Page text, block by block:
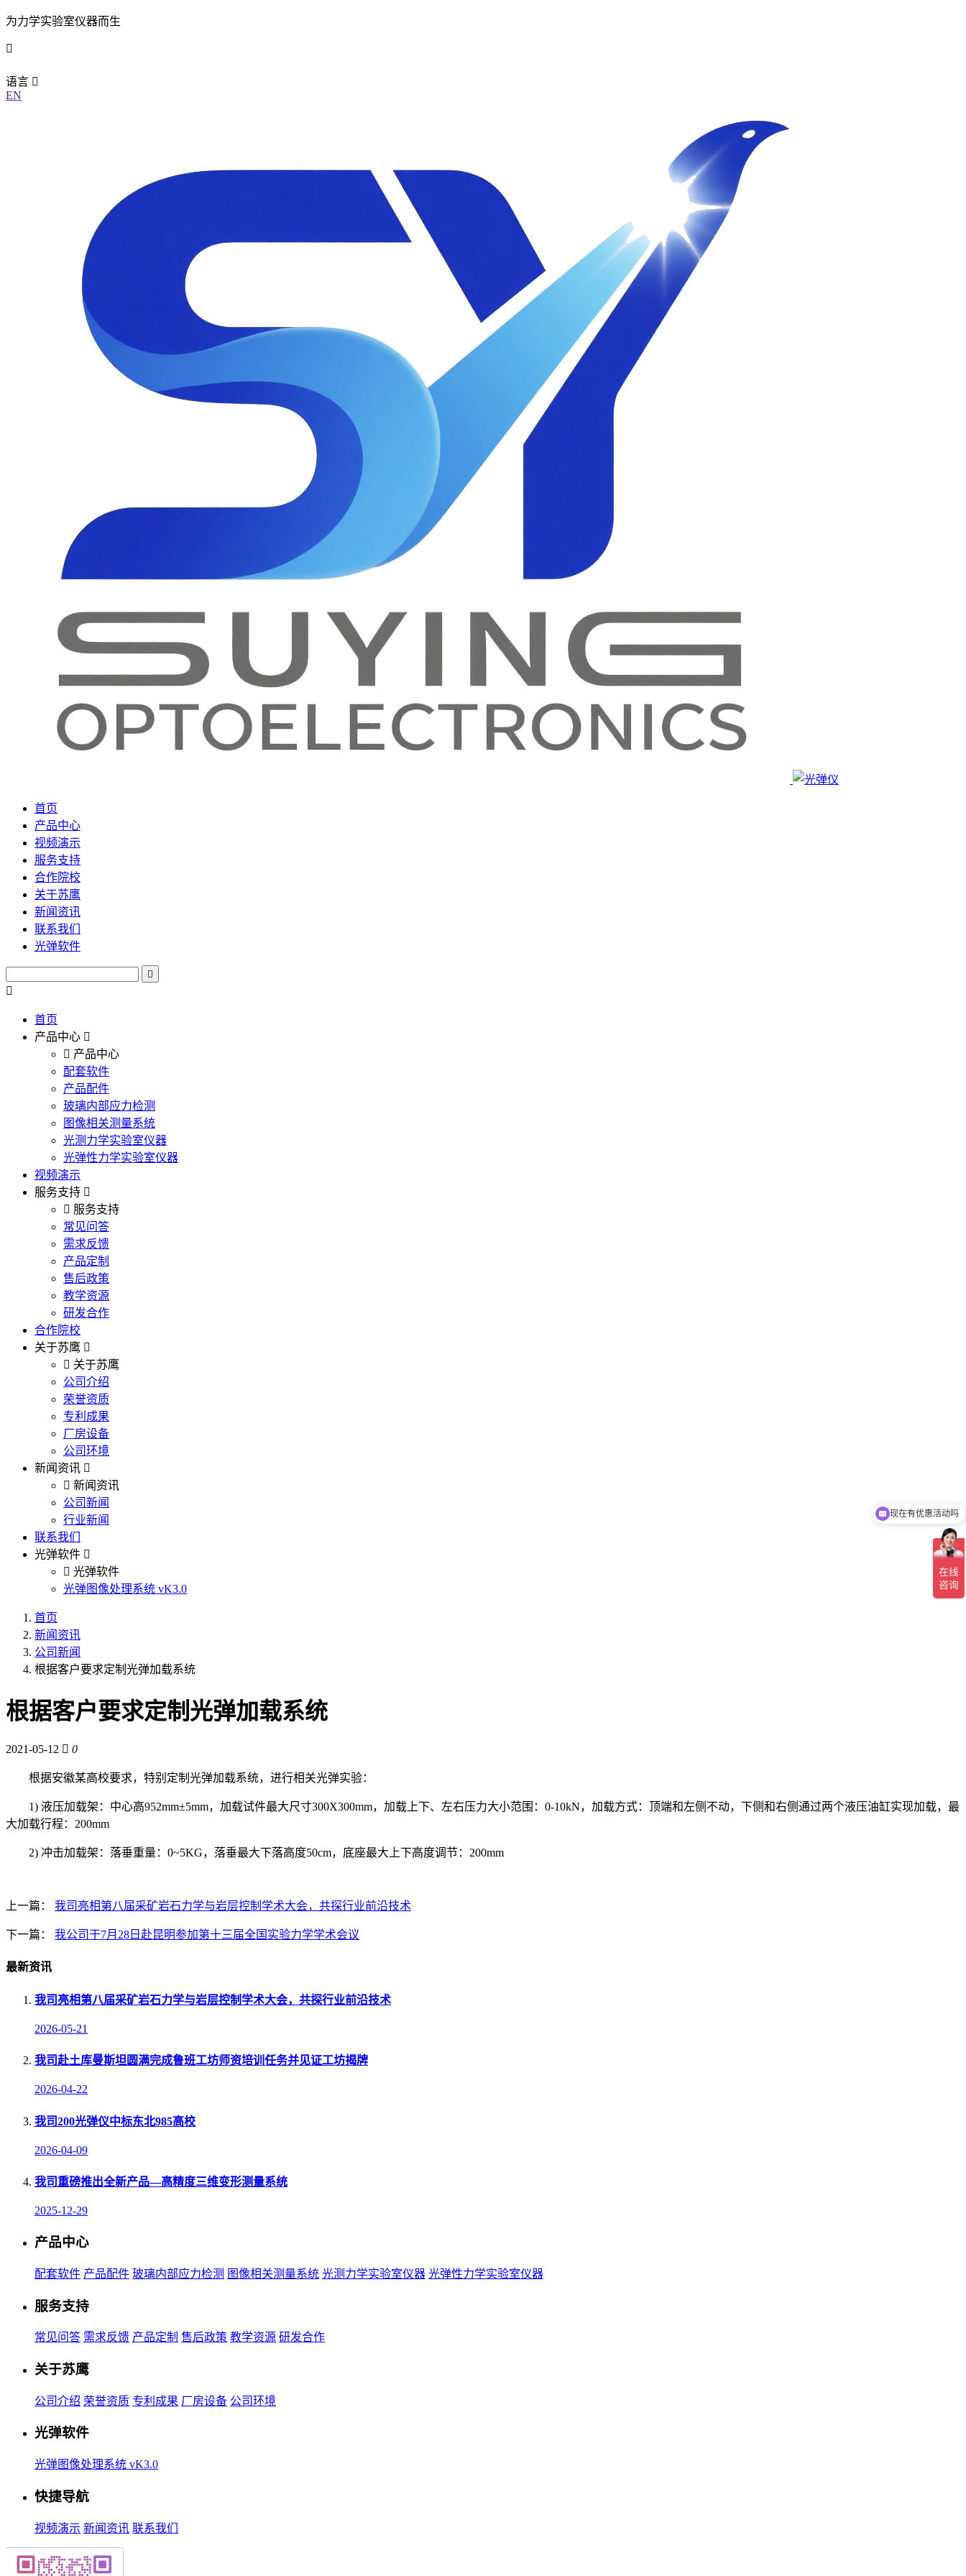
为力学实验室仪器而生
语言
EN
首页
产品中心
视频演示
服务支持
合作院校
关于苏鹰
新闻资讯
联系我们
光弹软件
首页
产品中心
产品中心
配套软件
产品配件
玻璃内部应力检测
图像相关测量系统
光测力学实验室仪器
光弹性力学实验室仪器
视频演示
服务支持
服务支持
常见问答
需求反馈
产品定制
售后政策
教学资源
研发合作
合作院校
关于苏鹰
关于苏鹰
公司介绍
荣誉资质
专利成果
厂房设备
公司环境
新闻资讯
新闻资讯
公司新闻
行业新闻
联系我们
光弹软件
光弹软件
光弹图像处理系统 vK3.0
首页
新闻资讯
公司新闻
根据客户要求定制光弹加载系统
根据客户要求定制光弹加载系统
2021-05-12 0
根据安徽某高校要求，特别定制光弹加载系统，进行相关光弹实验：
1) 液压加载架：中心高952mm±5mm，加载试件最大尺寸300X300mm，加载上下、左右压力大小范围：0-10kN，加载方式：顶端和左侧不动，下侧和右侧通过两个液压油缸实现加载，最
大加载行程：200mm
2) 冲击加载架：落垂重量：0~5KG，落垂最大下落高度50cm，底座最大上下高度调节：200mm
上一篇： 我司亮相第八届采矿岩石力学与岩层控制学术大会，共探行业前沿技术
下一篇： 我公司于7月28日赴昆明参加第十三届全国实验力学学术会议
最新资讯
我司亮相第八届采矿岩石力学与岩层控制学术大会，共探行业前沿技术
2026-05-21
我司赴土库曼斯坦圆满完成鲁班工坊师资培训任务并见证工坊揭牌
2026-04-22
我司200光弹仪中标东北985高校
2026-04-09
我司重磅推出全新产品—高精度三维变形测量系统
2025-12-29
产品中心
配套软件 产品配件 玻璃内部应力检测 图像相关测量系统 光测力学实验室仪器 光弹性力学实验室仪器
服务支持
常见问答 需求反馈 产品定制 售后政策 教学资源 研发合作
关于苏鹰
公司介绍 荣誉资质 专利成果 厂房设备 公司环境
光弹软件
光弹图像处理系统 vK3.0
快捷导航
视频演示 新闻资讯 联系我们
现在有优惠活动吗